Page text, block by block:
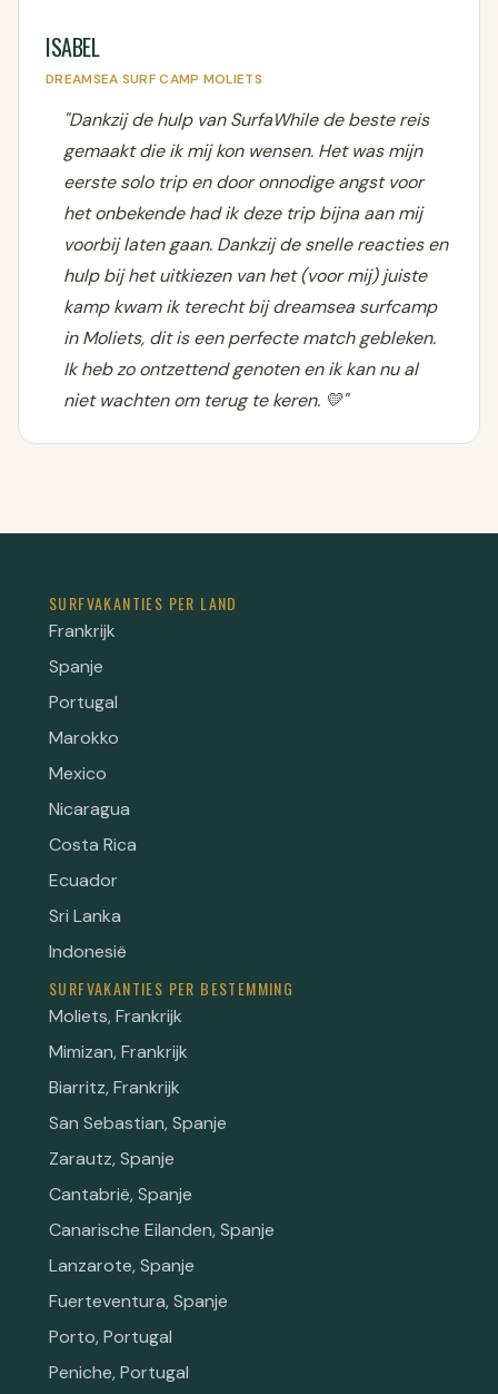
ISABEL
DREAMSEA SURF CAMP MOLIETS
"Dankzij de hulp van SurfaWhile de beste reis
gemaakt die ik mij kon wensen. Het was mijn
eerste solo trip en door onnodige angst voor
het onbekende had ik deze trip bijna aan mij
voorbij laten gaan. Dankzij de snelle reacties en
hulp bij het uitkiezen van het (voor mij) juiste
kamp kwam ik terecht bij dreamsea surfcamp
in Moliets, dit is een perfecte match gebleken.
Ik heb zo ontzettend genoten en ik kan nu al
niet wachten om terug te keren. 💛"
SURFVAKANTIES PER LAND
Frankrijk
Spanje
Portugal
Marokko
Mexico
Nicaragua
Costa Rica
Ecuador
Sri Lanka
Indonesië
SURFVAKANTIES PER BESTEMMING
Moliets, Frankrijk
Mimizan, Frankrijk
Biarritz, Frankrijk
San Sebastian, Spanje
Zarautz, Spanje
Cantabrië, Spanje
Canarische Eilanden, Spanje
Lanzarote, Spanje
Fuerteventura, Spanje
Porto, Portugal
Peniche, Portugal